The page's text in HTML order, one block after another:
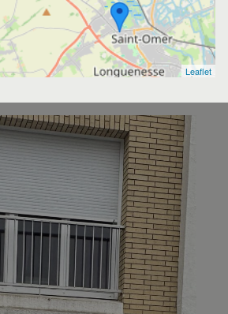
Leaflet